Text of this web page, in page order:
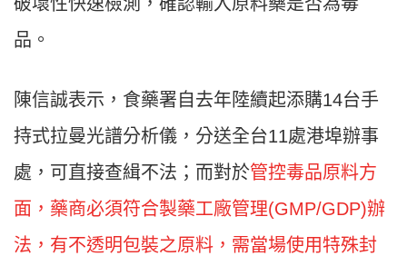
品。
陳信誠表示，食藥署自去年陸續起添購14台手
持式拉曼光譜分析儀，分送全台11處港埠辦事
處，可直接查緝不法；而對於管控毒品原料方
面，藥商必須符合製藥工廠管理(GMP/GDP)辦
法，有不透明包裝之原料，需當場使用特殊封